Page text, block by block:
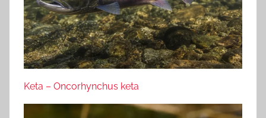
Keta – Oncorhynchus keta